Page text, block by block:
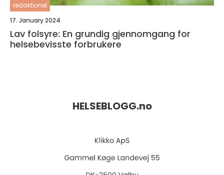
redaktionel
17. January 2024
Lav folsyre: En grundig gjennomgang for
helsebevisste forbrukere
HELSEBLOGG.no